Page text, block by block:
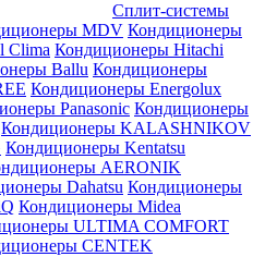
Сплит-системы
MDV Кондиционеры
Clima Кондиционеры Hitachi
Ballu Кондиционеры
Кондиционеры Energolux
Panasonic Кондиционеры
Кондиционеры KALASHNIKOV
Кондиционеры Kentatsu
AERONIK
Dahatsu Кондиционеры
Кондиционеры Midea
ULTIMA COMFORT
CENTEK